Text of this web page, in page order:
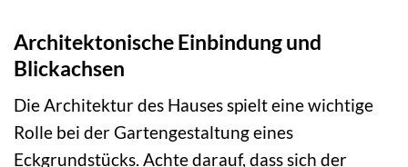
Architektonische Einbindung und
Blickachsen
Die Architektur des Hauses spielt eine wichtige
Rolle bei der Gartengestaltung eines
Eckgrundstücks. Achte darauf, dass sich der